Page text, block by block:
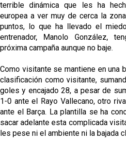
terrible dinámica que les ha
europea a ver muy de cerca la
puntos, lo que ha llevado el
entrenador, Manolo González,
próxima campaña aunque no baje.
Como visitante se mantiene en una
clasificación como visitante,
goles y encajado 28, a pesar de
1-0 ante el Rayo Vallecano, otro
ante el Barça. La plantilla se ha
sacar adelante esta complicada
les pese ni el ambiente ni la bajada